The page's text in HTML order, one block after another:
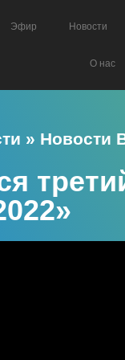
Эфир Новости
О нас
» Новости